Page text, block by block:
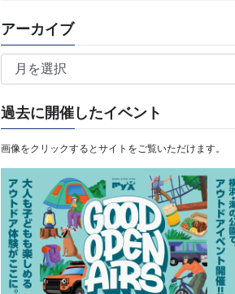
アーカイブ
ア
イ
ブ
過去に開催したイベント
画像をクリックするとサイトをご覧いただけます。